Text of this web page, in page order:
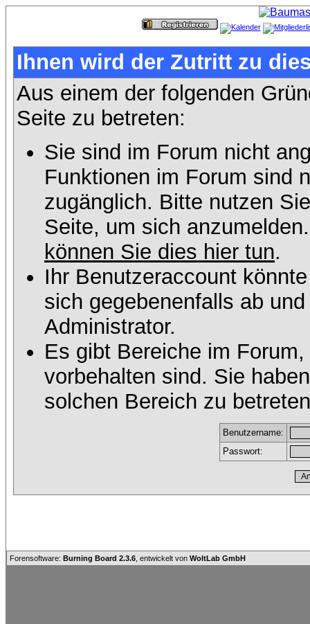
Ihnen wird der Zutritt zu
Aus einem der folgenden
Seite zu betreten:
Sie sind im Forum nicht
Funktionen im Forum sind
zugänglich. Bitte nutzen
Seite, um sich
können Sie dies hier tun.
Ihr Benutzeraccount
sich gegebenenfalls ab
Administrator.
Es gibt Bereiche im
vorbehalten sind. Sie
solchen Bereich zu
Benutzername:
Passwort:
Forensoftware: Burning Board 2.3.6 , entwickelt von WoltLab GmbH